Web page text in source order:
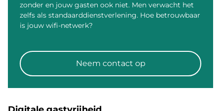
zonder en jouw gasten ook niet. Men verwacht het
zelfs als standaarddienstverlening. Hoe betrouwbaar
is jouw wifi-netwerk?
Neem contact op